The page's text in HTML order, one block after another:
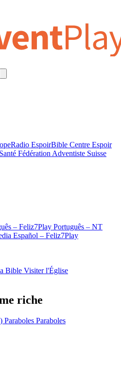
EspoirBible Centre Espoir
Fédération Adventiste Suisse
– Feliz7Play Português – NT
Español – Feliz7Play
Bible Visiter l'Église
riche
Paraboles Paraboles